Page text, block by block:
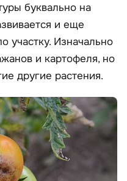
буквально на
и еще
участку. Изначально
и картофеля, но
другие растения.